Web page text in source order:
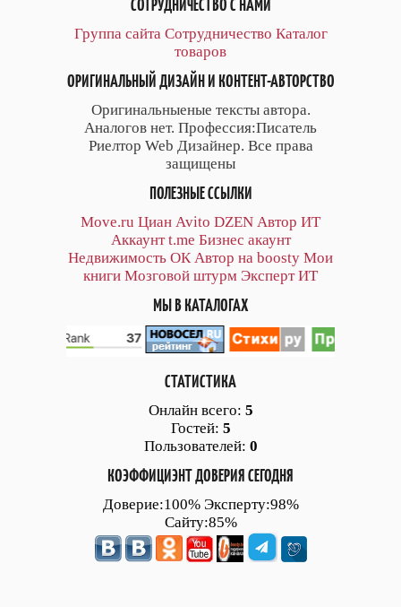
СОТРУДНИЧЕСТВО С НАМИ
Группа сайта Сотрудничество Каталог
товаров
ОРИГИНАЛЬНЫЙ ДИЗАЙН И КОНТЕНТ-АВТОРСТВО
Оригинальныеные тексты автора.
Аналогов нет. Профессия:Писатель
Риелтор Web Дизайнер. Все права
защищены
ПОЛЕЗНЫЕ ССЫЛКИ
Move.ru Циан Avito DZEN Автор ИТ
Аккаунт t.me Бизнес акаунт
Недвижимость ОК Автор на boosty Мои
книги Мозговой штурм Эксперт ИТ
МЫ В КАТАЛОГАХ
СТАТИСТИКА
Онлайн всего: 5
Гостей: 5
Пользователей: 0
КОЭФФИЦИЭНТ ДОВЕРИЯ СЕГОДНЯ
Доверие:100% Эксперту:98%
Сайту:85%